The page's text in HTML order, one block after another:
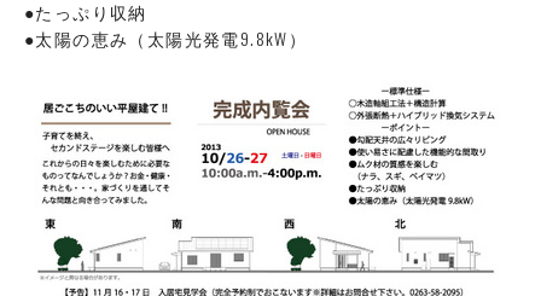
●たっぷり収納
●太陽の恵み（太陽光発電9.8kW）